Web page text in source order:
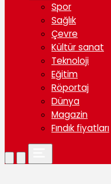
Spor
Sağlık
Çevre
Kültür sanat
Teknoloji
Eğitim
Röportaj
Dünya
Magazin
Fındık fiyatları